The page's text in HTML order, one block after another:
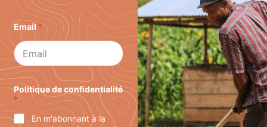
o
i
t
i
q
u
e
P
o
Email *
Politique de confidentialité
*
En m'abonnant à la